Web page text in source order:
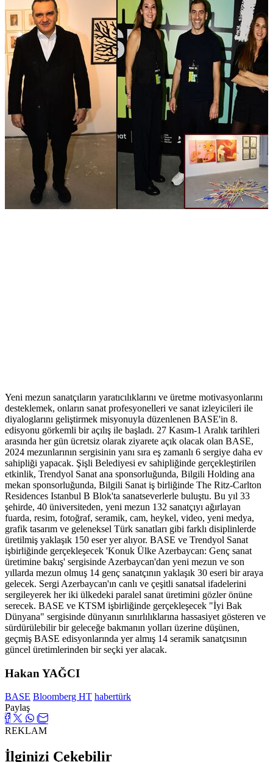
Yeni mezun sanatçıların yaratıcılıklarını ve üretme motivasyonlarını
desteklemek, onların sanat profesyonelleri ve sanat izleyicileri ile
diyaloglarını geliştirmek misyonuyla düzenlenen BASE'in 8.
edisyonu görkemli bir açılış ile başladı. 27 Kasım-1 Aralık tarihleri
arasında her gün ücretsiz olarak ziyarete açık olacak olan BASE,
2024 mezunlarının sergisinin yanı sıra eş zamanlı 6 sergiye daha ev
sahipliği yapacak. Şişli Belediyesi ev sahipliğinde gerçekleştirilen
etkinlik, Trendyol Sanat ana sponsorluğunda, Bilgili Holding ana
mekan sponsorluğunda, Bilgili Sanat iş birliğinde The Ritz-Carlton
Residences Istanbul B Blok'ta sanatseverlerle buluştu. Bu yıl 33
şehirde, 40 üniversiteden, yeni mezun 132 sanatçıyı ağırlayan
fuarda, resim, fotoğraf, seramik, cam, heykel, video, yeni medya,
grafik tasarım ve geleneksel Türk sanatları gibi farklı disiplinlerde
üretilmiş yaklaşık 150 eser yer alıyor. BASE ve Trendyol Sanat
işbirliğinde gerçekleşecek 'Konuk Ülke Azerbaycan: Genç sanat
üretimine bakış' sergisinde Azerbaycan'dan yeni mezun ve son
yıllarda mezun olmuş 14 genç sanatçının yaklaşık 30 eseri bir araya
gelecek. Sergi Azerbaycan'ın canlı ve çeşitli sanatsal ifadelerini
sergileyerek her iki ülkedeki paralel sanat üretimini gözler önüne
serecek. BASE ve KTSM işbirliğinde gerçekleşecek "İyi Bak
Dünyana" sergisinde dünyanın sınırlılıklarına hassasiyet gösteren ve
sürdürülebilir bir geleceğe bakmanın yolları üzerine düşünen,
geçmiş BASE edisyonlarında yer almış 14 seramik sanatçısının
güncel üretimlerinden bir seçki yer alacak.
Hakan YAĞCI
BASE Bloomberg HT habertürk
Paylaş
REKLAM
İlginizi Çekebilir